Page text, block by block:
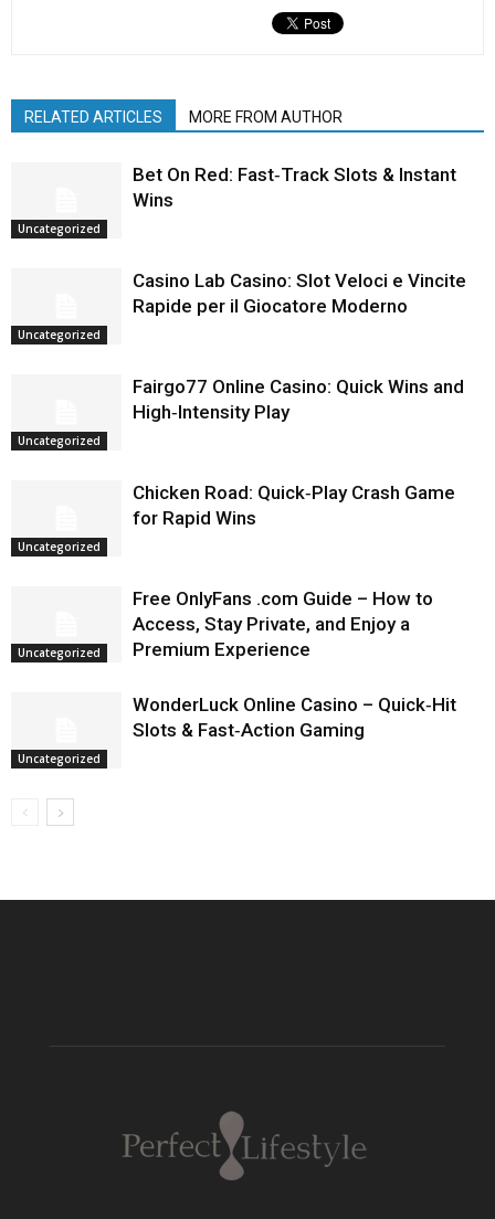
RELATED ARTICLES MORE FROM AUTHOR
Uncategorized
Bet On Red: Fast‑Track Slots & Instant
Wins
Uncategorized
Casino Lab Casino: Slot Veloci e Vincite
Rapide per il Giocatore Moderno
Uncategorized
Fairgo77 Online Casino: Quick Wins and
High‑Intensity Play
Uncategorized
Chicken Road: Quick‑Play Crash Game
for Rapid Wins
Uncategorized
Free OnlyFans .com Guide – How to
Access, Stay Private, and Enjoy a
Premium Experience
Uncategorized
WonderLuck Online Casino – Quick‑Hit
Slots & Fast‑Action Gaming